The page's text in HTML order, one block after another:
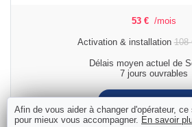
53 € /mois
Activation & installation108
Délais moyen actuel de
7 jours ouvrables
Afin de vous aider à changer d'opérateur,
pour mieux vous accompagner. En savoir